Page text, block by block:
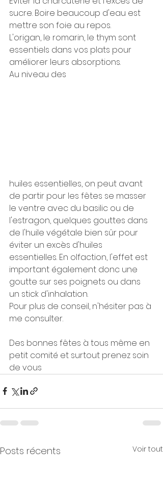
sucre. Boire beaucoup d'eau est
mettre son foie au repos.
L'origan, le romarin, le thym sont
essentiels dans vos plats pour
améliorer leurs absorptions.
Au niveau des
huiles essentielles, on peut avant
de partir pour les fêtes se masser
le ventre avec du basilic ou de
l'estragon, quelques gouttes dans
de l'huile végétale bien sûr pour
éviter un excès d'huiles
essentielles. En olfaction, l'effet est
important également donc une
goutte sur ses poignets ou dans
un stick d'inhalation.
Pour plus de conseil, n'hésiter pas à
me consulter.
Des bonnes fêtes à tous même en
petit comité et surtout prenez soin
de vous
Posts récents Voir tout